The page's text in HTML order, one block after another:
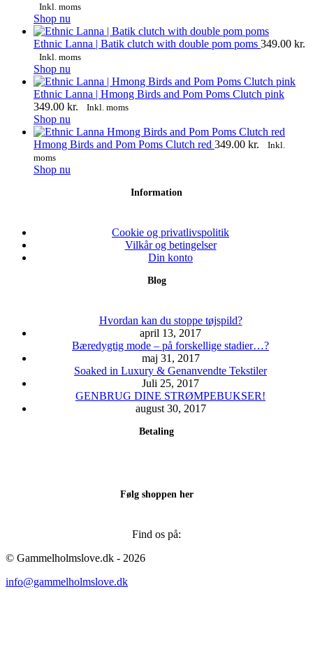
Inkl. moms
Shop nu
Ethnic Lanna | Batik clutch with double pom poms 349.00 kr.
Inkl. moms
Shop nu
Ethnic Lanna | Hmong Birds and Pom Poms Clutch pink
349.00 kr. Inkl. moms
Shop nu
Hmong Birds and Pom Poms Clutch red 349.00 kr.
Inkl.
moms
Shop nu
Information
Cookie og privatlivspolitik
Vilkår og betingelser
Din konto
Blog
Hvordan kan du stoppe tøjspild?
april 13, 2017
Bæredygtig mode – på forskellige stadier…?
maj 31, 2017
Soaked in Luxury & Genanvendte Tekstiler
Juli 25, 2017
GENBRUG DINE STRØMPEBUKSER!
august 30, 2017
Betaling
Følg shoppen her
Find os på:
© Gammelholmslove.dk - 2026
info@gammelholmslove.dk